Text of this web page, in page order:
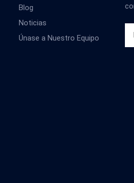
Blog
Noticias
Únase a Nuestro Equipo